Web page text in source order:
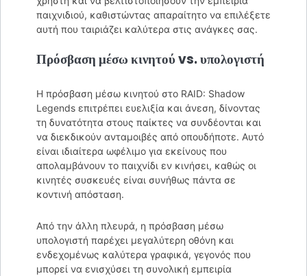
παιχνιδιού, καθιστώντας απαραίτητο να επιλέξετε
αυτή που ταιριάζει καλύτερα στις ανάγκες σας.
Πρόσβαση μέσω κινητού vs. υπολογιστή
Η πρόσβαση μέσω κινητού στο RAID: Shadow
Legends επιτρέπει ευελιξία και άνεση, δίνοντας
τη δυνατότητα στους παίκτες να συνδέονται και
να διεκδικούν ανταμοιβές από οπουδήποτε. Αυτό
είναι ιδιαίτερα ωφέλιμο για εκείνους που
απολαμβάνουν το παιχνίδι εν κινήσει, καθώς οι
κινητές συσκευές είναι συνήθως πάντα σε
κοντινή απόσταση.
Από την άλλη πλευρά, η πρόσβαση μέσω
υπολογιστή παρέχει μεγαλύτερη οθόνη και
ενδεχομένως καλύτερα γραφικά, γεγονός που
μπορεί να ενισχύσει τη συνολική εμπειρία